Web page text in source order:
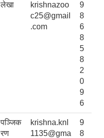
लेखा
krishnazoo
c25@gmail
.com
9
8
6
8
5
8
2
0
9
6
पञ्जिक
रण
krishna.knl
1135@gma
9
8